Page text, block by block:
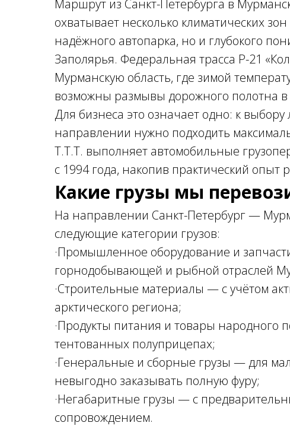
Маршрут из Санкт-Петербурга в
охватывает несколько климатических
надёжного автопарка, но и глубокого
Заполярья. Федеральная трасса Р-21
Мурманскую область, где зимой
возможны размывы дорожного полотна в
Для бизнеса это означает одно: к
направлении нужно подходить
Т.Т.Т. выполняет автомобильные
с 1994 года, накопив практический опыт
Какие грузы мы
На направлении Санкт-Петербург —
следующие категории грузов:
·Промышленное оборудование и
горнодобывающей и рыбной отраслей
·Строительные материалы — с учётом
арктического региона;
·Продукты питания и товары
тентованных полуприцепах;
·Генеральные и сборные грузы — для
невыгодно заказывать полную фуру;
·Негабаритные грузы — с
сопровождением.